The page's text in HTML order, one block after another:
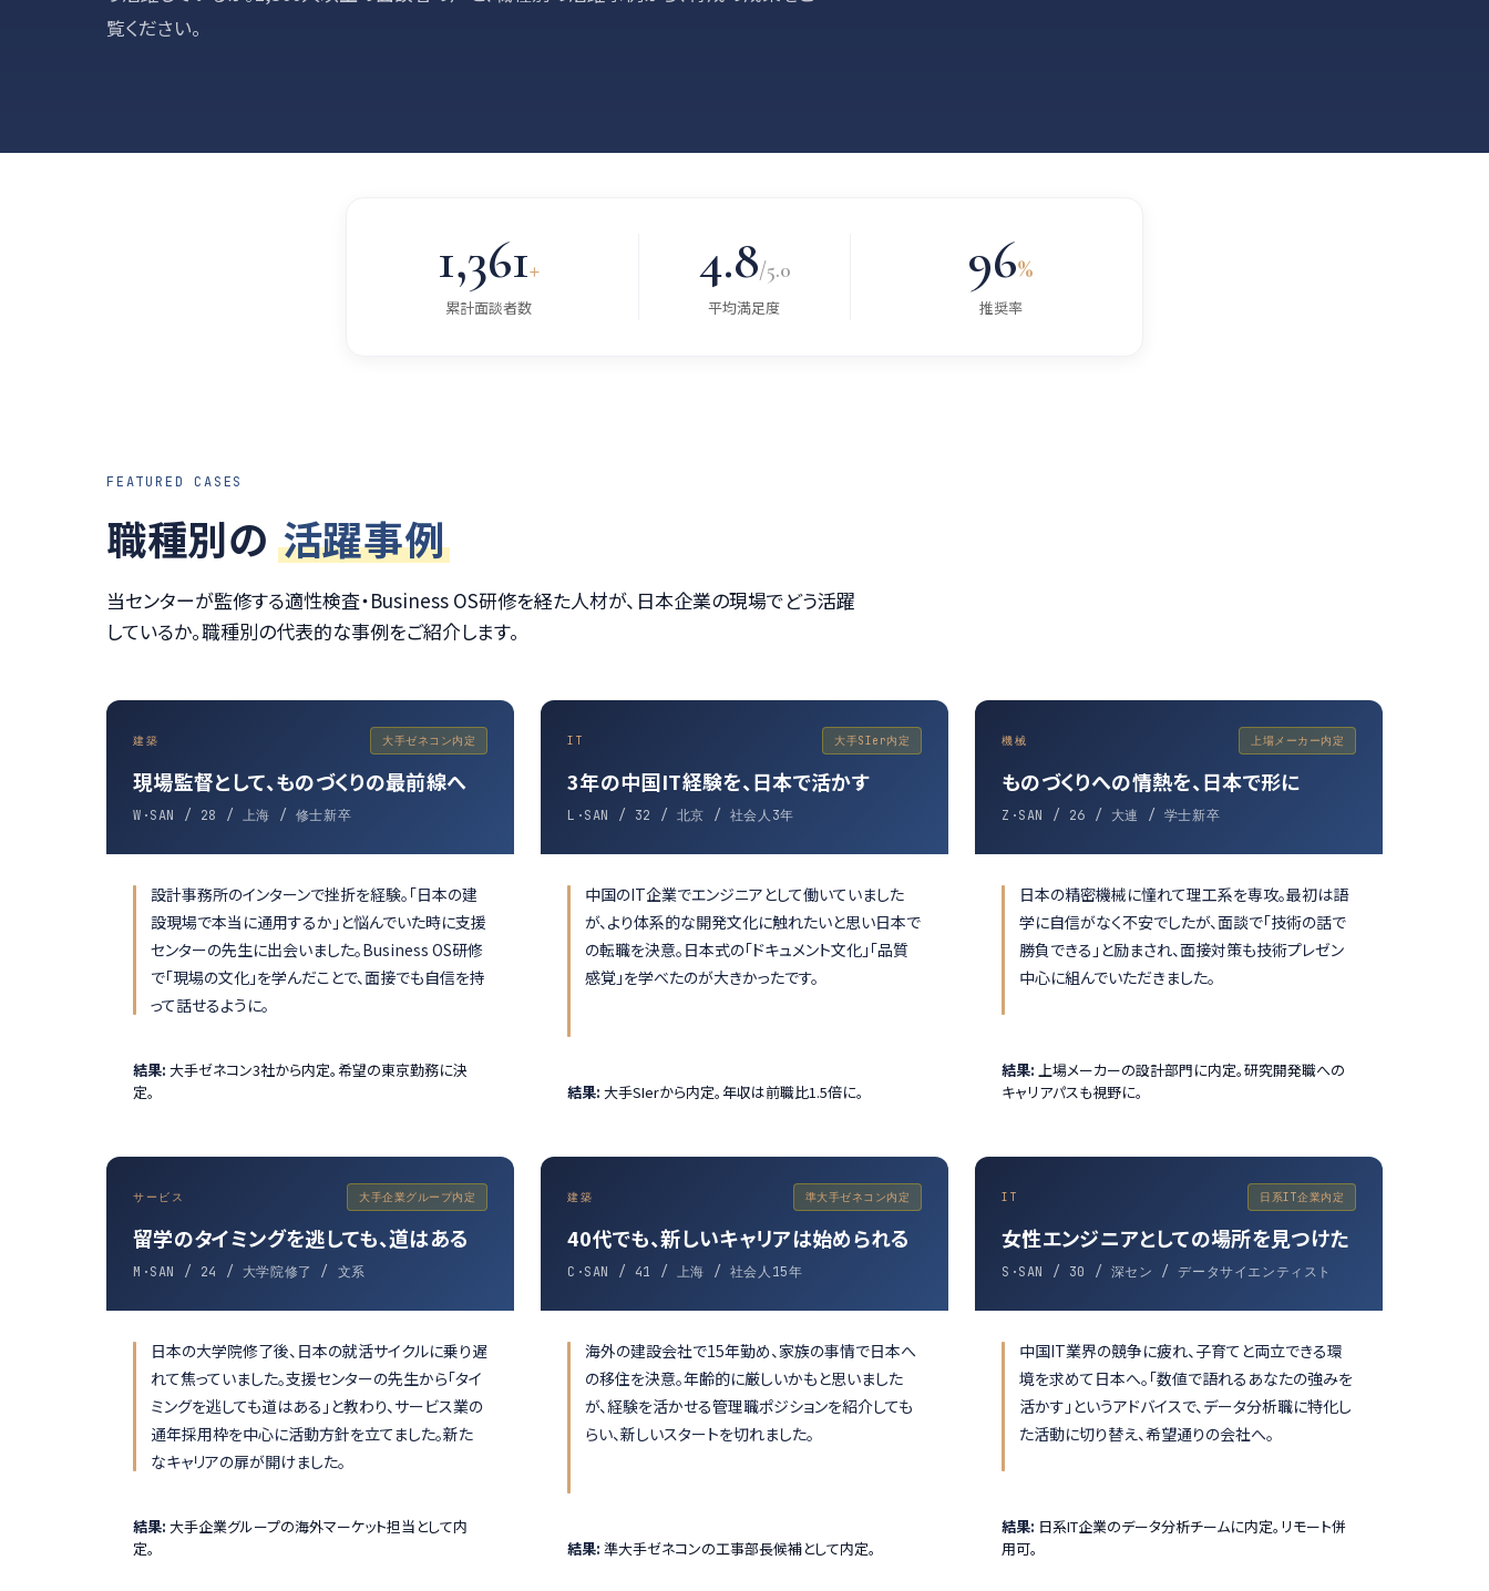
覧ください。
1,361+
累計面談者数
4.8/5.0
平均満足度
96%
推奨率
FEATURED CASES
職種別の 活躍事例
当センターが監修する適性検査・Business OS研修を経た人材が、日本企業の現場でどう活躍
しているか。職種別の代表的な事例をご紹介します。
建築 大手ゼネコン内定
現場監督として、ものづくりの最前線へ
W·SAN / 28 / 上海 / 修士新卒
設計事務所のインターンで挫折を経験。「日本の建
設現場で本当に通用するか」と悩んでいた時に支援
センターの先生に出会いました。Business OS研修
で「現場の文化」を学んだことで、面接でも自信を持
って話せるように。
結果: 大手ゼネコン3社から内定。希望の東京勤務に決
定。
IT 大手SIer内定
3年の中国IT経験を、日本で活かす
L·SAN / 32 / 北京 / 社会人3年
中国のIT企業でエンジニアとして働いていました
が、より体系的な開発文化に触れたいと思い日本で
の転職を決意。日本式の「ドキュメント文化」「品質
感覚」を学べたのが大きかったです。
結果: 大手SIerから内定。年収は前職比1.5倍に。
機械 上場メーカー内定
ものづくりへの情熱を、日本で形に
Z·SAN / 26 / 大連 / 学士新卒
日本の精密機械に憧れて理工系を専攻。最初は語
学に自信がなく不安でしたが、面談で「技術の話で
勝負できる」と励まされ、面接対策も技術プレゼン
中心に組んでいただきました。
結果: 上場メーカーの設計部門に内定。研究開発職への
キャリアパスも視野に。
サービス 大手企業グループ内定
留学のタイミングを逃しても、道はある
M·SAN / 24 / 大学院修了 / 文系
日本の大学院修了後、日本の就活サイクルに乗り遅
れて焦っていました。支援センターの先生から「タイ
ミングを逃しても道はある」と教わり、サービス業の
通年採用枠を中心に活動方針を立てました。新た
なキャリアの扉が開けました。
結果: 大手企業グループの海外マーケット担当として内
定。
建築 準大手ゼネコン内定
40代でも、新しいキャリアは始められる
C·SAN / 41 / 上海 / 社会人15年
海外の建設会社で15年勤め、家族の事情で日本へ
の移住を決意。年齢的に厳しいかもと思いました
が、経験を活かせる管理職ポジションを紹介しても
らい、新しいスタートを切れました。
結果: 準大手ゼネコンの工事部長候補として内定。
IT 日系IT企業内定
女性エンジニアとしての場所を見つけた
S·SAN / 30 / 深セン / データサイエンティスト
中国IT業界の競争に疲れ、子育てと両立できる環
境を求めて日本へ。「数値で語れるあなたの強みを
活かす」というアドバイスで、データ分析職に特化し
た活動に切り替え、希望通りの会社へ。
結果: 日系IT企業のデータ分析チームに内定。リモート併
用可。